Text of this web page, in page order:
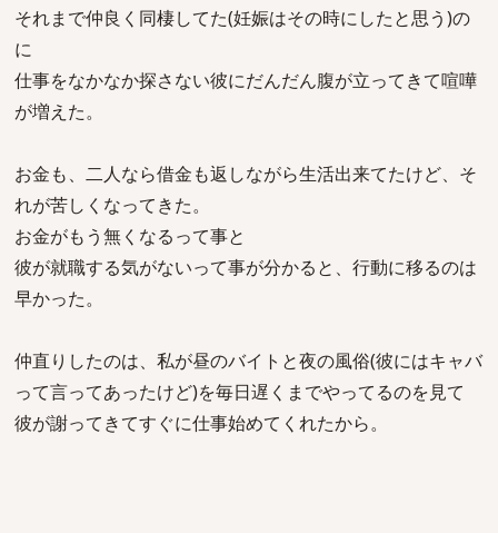
それまで仲良く同棲してた(妊娠はその時にしたと思う)の
に
仕事をなかなか探さない彼にだんだん腹が立ってきて喧嘩
が増えた。
お金も、二人なら借金も返しながら生活出来てたけど、そ
れが苦しくなってきた。
お金がもう無くなるって事と
彼が就職する気がないって事が分かると、行動に移るのは
早かった。
仲直りしたのは、私が昼のバイトと夜の風俗(彼にはキャバ
って言ってあったけど)を毎日遅くまでやってるのを見て
彼が謝ってきてすぐに仕事始めてくれたから。